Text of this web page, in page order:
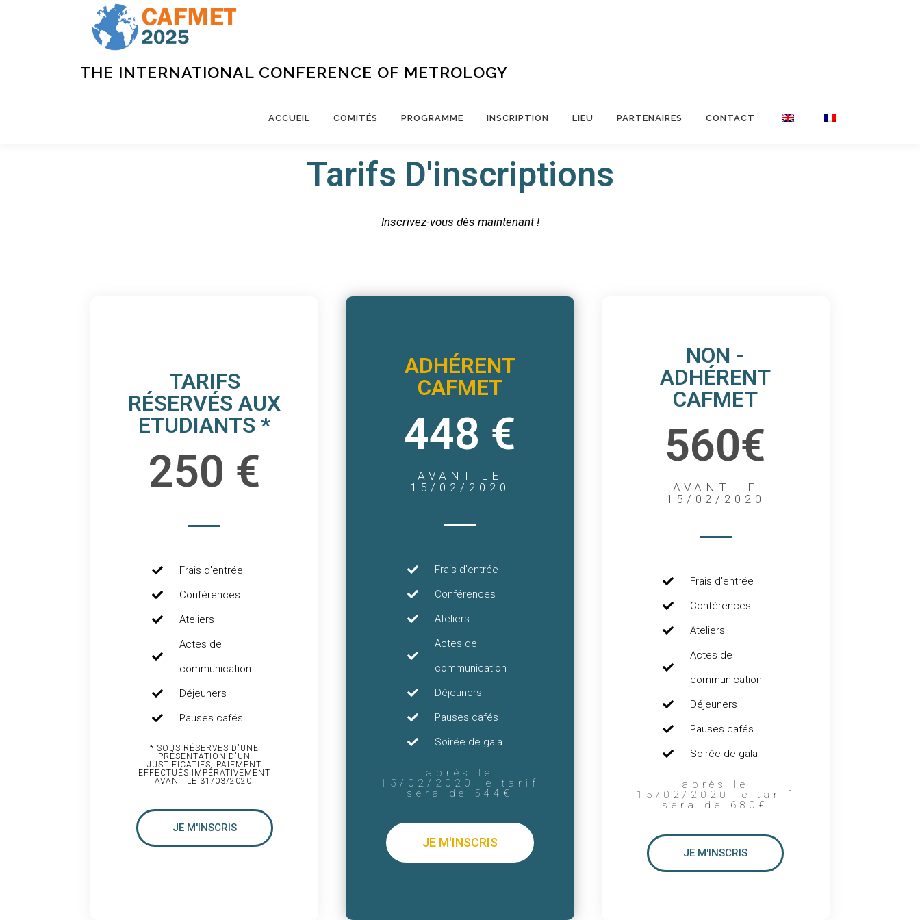
THE INTERNATIONAL CONFERENCE OF METROLOGY
ACCUEIL COMITÉS PROGRAMME INSCRIPTION LIEU PARTENAIRES CONTACT
Tarifs D'inscriptions
Inscrivez-vous dès maintenant !
TARIFS
RÉSERVÉS AUX
ETUDIANTS *
250 €
Frais d'entrée
Conférences
Ateliers
Actes de
communication
Déjeuners
Pauses cafés
* SOUS RÉSERVES D'UNE
PRÉSENTATION D'UN
JUSTIFICATIFS. PAIEMENT
EFFECTUÉS IMPÉRATIVEMENT
AVANT LE 31/03/2020.
JE M'INSCRIS
ADHÉRENT
CAFMET
448 €
AVANT LE
15/02/2020
Frais d'entrée
Conférences
Ateliers
Actes de
communication
Déjeuners
Pauses cafés
Soirée de gala
après le
15/02/2020 le tarif
sera de 544€
JE M'INSCRIS
NON -
ADHÉRENT
CAFMET
560€
AVANT LE
15/02/2020
Frais d'entrée
Conférences
Ateliers
Actes de
communication
Déjeuners
Pauses cafés
Soirée de gala
après le
15/02/2020 le tarif
sera de 680€
JE M'INSCRIS